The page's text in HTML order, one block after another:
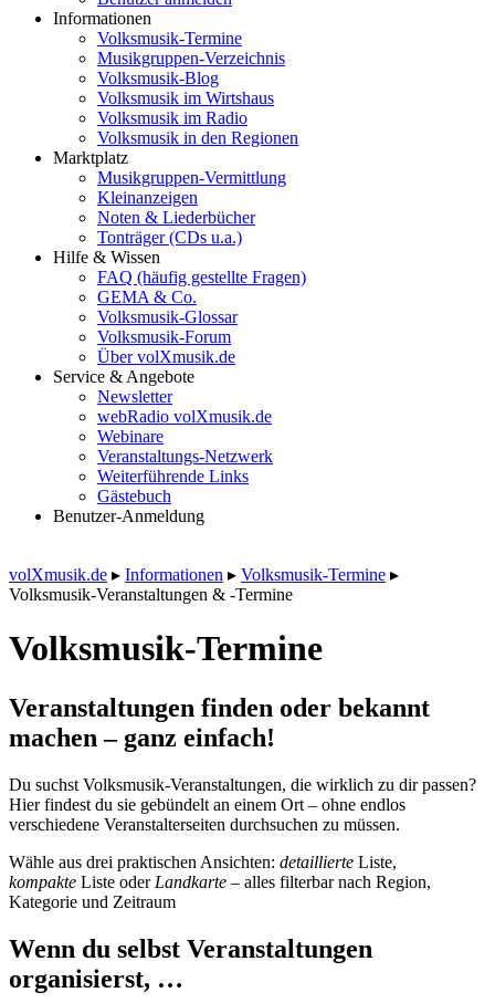
Informationen
Volksmusik-Termine
Musikgruppen-Verzeichnis
Volksmusik-Blog
Volksmusik im Wirtshaus
Volksmusik im Radio
Volksmusik in den Regionen
Marktplatz
Musikgruppen-Vermittlung
Kleinanzeigen
Noten & Liederbücher
Tonträger (CDs u.a.)
Hilfe & Wissen
FAQ (häufig gestellte Fragen)
GEMA & Co.
Volksmusik-Glossar
Volksmusik-Forum
Über volXmusik.de
Service & Angebote
Newsletter
webRadio volXmusik.de
Webinare
Veranstaltungs-Netzwerk
Weiterführende Links
Gästebuch
Benutzer-Anmeldung
volXmusik.de ▸ Informationen ▸ Volksmusik-Termine ▸
Volksmusik-Veranstaltungen & -Termine
Volksmusik-Termine
Veranstaltungen finden oder bekannt
machen – ganz einfach!
Du suchst Volksmusik-Veranstaltungen, die wirklich zu dir passen?
Hier findest du sie gebündelt an einem Ort – ohne endlos
verschiedene Veranstalterseiten durchsuchen zu müssen.
Wähle aus drei praktischen Ansichten: detaillierte Liste,
kompakte Liste oder Landkarte – alles filterbar nach Region,
Kategorie und Zeitraum
Wenn du selbst Veranstaltungen
organisierst, …